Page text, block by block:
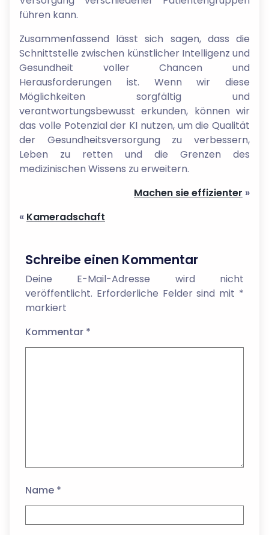
führen kann.
Zusammenfassend lässt sich sagen, dass die
Schnittstelle zwischen künstlicher Intelligenz und
Gesundheit voller Chancen und
Herausforderungen ist. Wenn wir diese
Möglichkeiten sorgfältig und
verantwortungsbewusst erkunden, können wir
das volle Potenzial der KI nutzen, um die Qualität
der Gesundheitsversorgung zu verbessern,
Leben zu retten und die Grenzen des
medizinischen Wissens zu erweitern.
Machen sie effizienter »
« Kameradschaft
Schreibe einen Kommentar
Deine E-Mail-Adresse wird nicht
veröffentlicht. Erforderliche Felder sind mit *
markiert
Kommentar *
Name *